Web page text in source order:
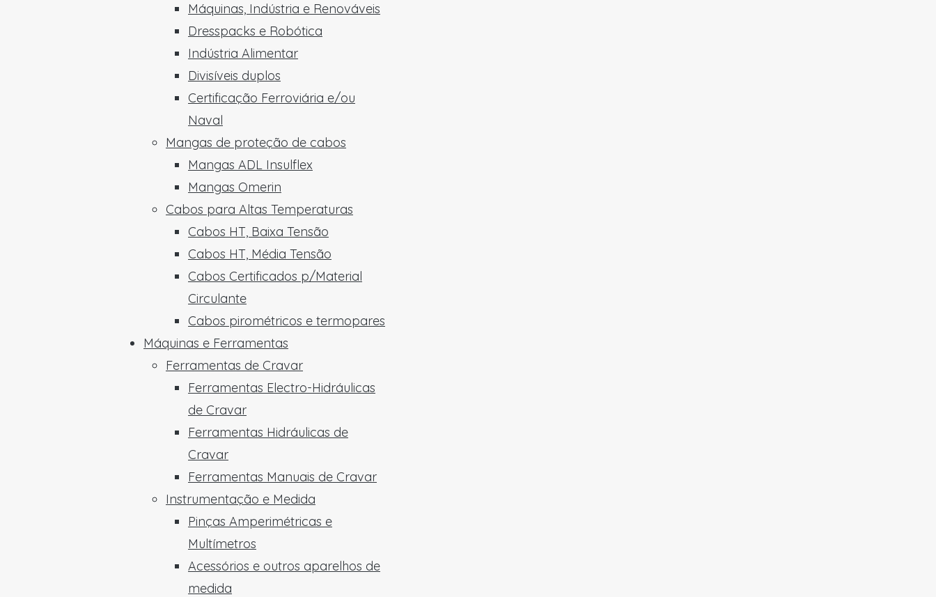
Máquinas, Indústria e Renováveis
Dresspacks e Robótica
Indústria Alimentar
Divisíveis duplos
Certificação Ferroviária e/ou
Naval
Mangas de proteção de cabos
Mangas ADL Insulflex
Mangas Omerin
Cabos para Altas Temperaturas
Cabos HT, Baixa Tensão
Cabos HT, Média Tensão
Cabos Certificados p/Material
Circulante
Cabos pirométricos e termopares
Máquinas e Ferramentas
Ferramentas de Cravar
Ferramentas Electro-Hidráulicas
de Cravar
Ferramentas Hidráulicas de
Cravar
Ferramentas Manuais de Cravar
Instrumentação e Medida
Pinças Amperimétricas e
Multímetros
Acessórios e outros aparelhos de
medida